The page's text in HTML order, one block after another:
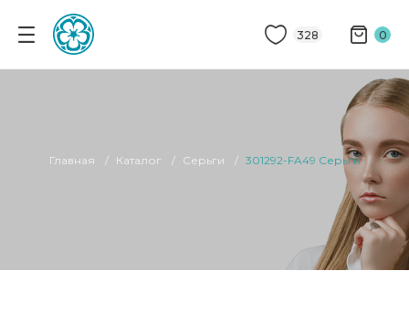
328 0
Главная Каталог Серьги 301292-FA49 Серьги